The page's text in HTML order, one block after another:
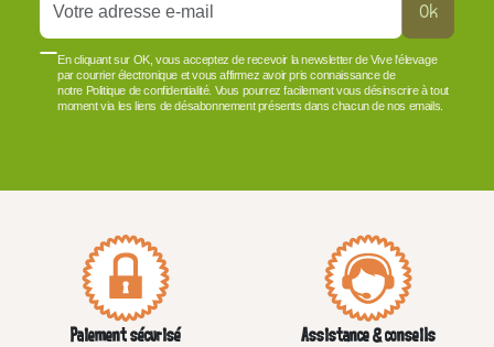
Ok
En cliquant sur OK, vous acceptez de recevoir la newsletter de Vive l'élevage
par courrier électronique et vous affirmez avoir pris connaissance de
notre Politique de confidentialité. Vous pourrez facilement vous désinscrire à tout
moment via les liens de désabonnement présents dans chacun de nos emails.
Paiement sécurisé Assistance & conseils